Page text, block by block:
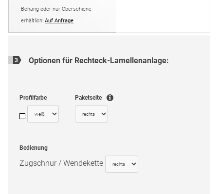
Behang oder nur Ober­schiene
erhältlich: Auf Anfrage
3 Optionen für Rechteck-Lamellenanlage:
Profilfarbe Paketseite
Bedienung
Zugschnur / Wendekette